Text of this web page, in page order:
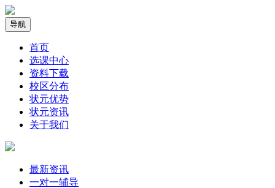
导航
首页
选课中心
资料下载
校区分布
状元优势
状元资讯
关于我们
最新资讯
一对一辅导